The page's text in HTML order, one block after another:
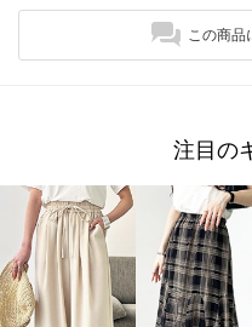
この商
注目の